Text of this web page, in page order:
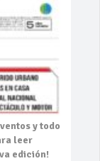
y todo
leer
edición!